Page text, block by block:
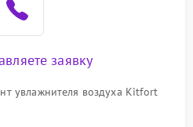
1000 ₽
заявку
увлажнителя воздуха Kitfort